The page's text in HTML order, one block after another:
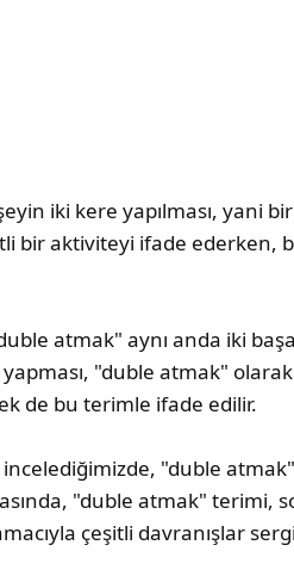
iki kere yapılması, yani
aktiviteyi ifade ederken,
atmak" aynı anda iki
"duble atmak"
de bu terimle ifade edilir.
"duble
"duble atmak"
çeşitli davranışlar